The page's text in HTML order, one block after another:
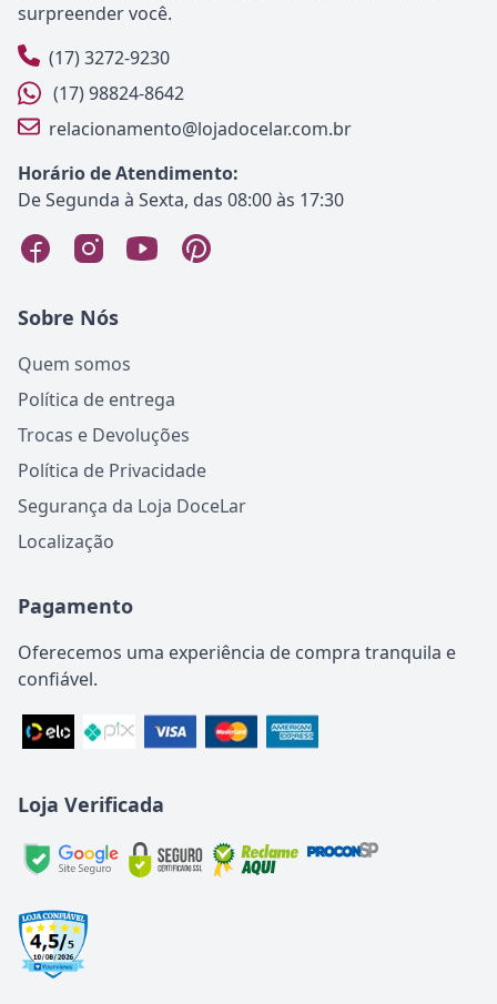
surpreender você.
(17) 3272-9230
(17) 98824-8642
relacionamento@lojadocelar.com.br
Horário de Atendimento:
De Segunda à Sexta, das 08:00 às 17:30
Sobre Nós
Quem somos
Política de entrega
Trocas e Devoluções
Política de Privacidade
Segurança da Loja DoceLar
Localização
Pagamento
Oferecemos uma experiência de compra tranquila e
confiável.
Loja Verificada